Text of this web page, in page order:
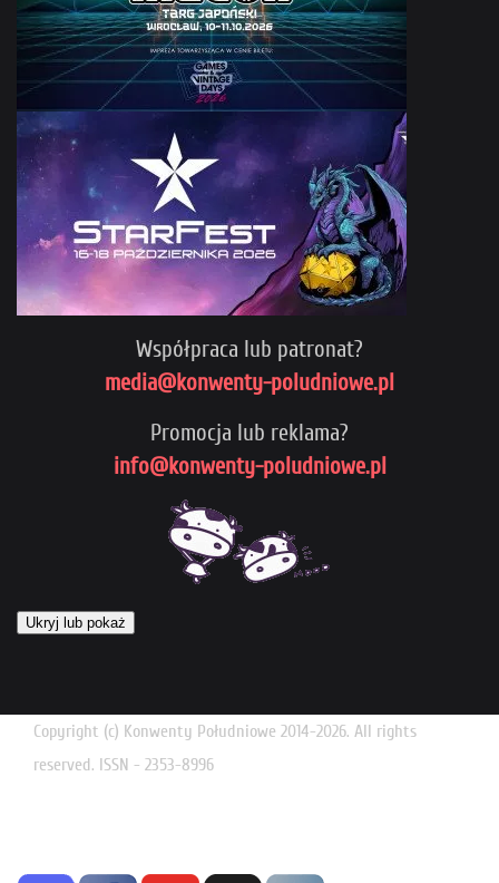
Współpraca lub patronat?
media@konwenty-poludniowe.pl
Promocja lub reklama?
info@konwenty-poludniowe.pl
Ukryj lub pokaż
Copyright (c) Konwenty Południowe 2014-2026. All rights
reserved. ISSN - 2353-8996